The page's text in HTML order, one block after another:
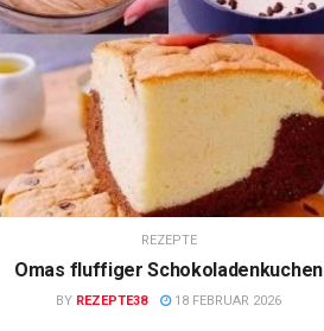
REZEPTE
Omas fluffiger Schokoladenkuchen
BY REZEPTE38 18 FEBRUAR 2026